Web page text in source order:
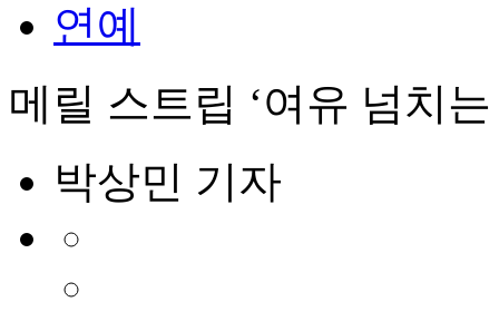
연예
메릴 스트립 ‘여유 넘치
박상민 기자